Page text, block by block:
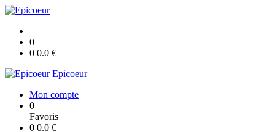
0
0 0.0 €
Epicoeur
Mon compte
0
Favoris
0 0.0 €